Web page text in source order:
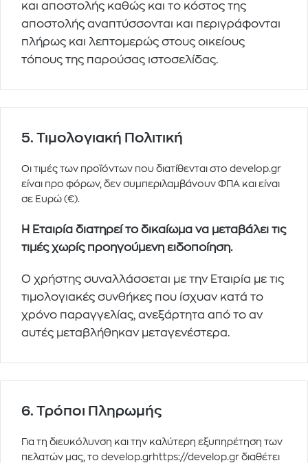
και αποστολής καθώς και το κόστος της
αποστολής αναπτύσσονται και περιγράφονται
πλήρως και λεπτομερώς στους οικείους
τόπους της παρούσας ιστοσελίδας.
5. Τιμολογιακή Πολιτική
Οι τιμές των προϊόντων που διατίθενται στο develop.gr
είναι προ φόρων, δεν συμπεριλαμβάνουν ΦΠΑ και είναι
σε Ευρώ (€).
Η Εταιρία διατηρεί το δικαίωμα να μεταβάλει τις
τιμές χωρίς προηγούμενη ειδοποίηση.
Ο χρήστης συναλλάσσεται με την Εταιρία με τις
τιμολογιακές συνθήκες που ίσχυαν κατά το
χρόνο παραγγελίας, ανεξάρτητα από το αν
αυτές μεταβλήθηκαν μεταγενέστερα.
6. Τρόποι Πληρωμής
Για τη διευκόλυνση και την καλύτερη εξυπηρέτηση των
πελατών μας, το develop.grhttps://develop.gr διαθέτει